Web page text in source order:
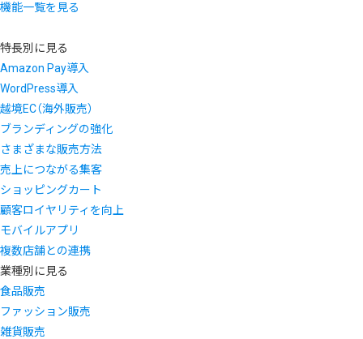
機能一覧を見る
特長別に見る
Amazon Pay導入
WordPress導入
越境EC（海外販売）
ブランディングの強化
さまざまな販売方法
売上につながる集客
ショッピングカート
顧客ロイヤリティを向上
モバイルアプリ
複数店舗との連携
業種別に見る
食品販売
ファッション販売
雑貨販売